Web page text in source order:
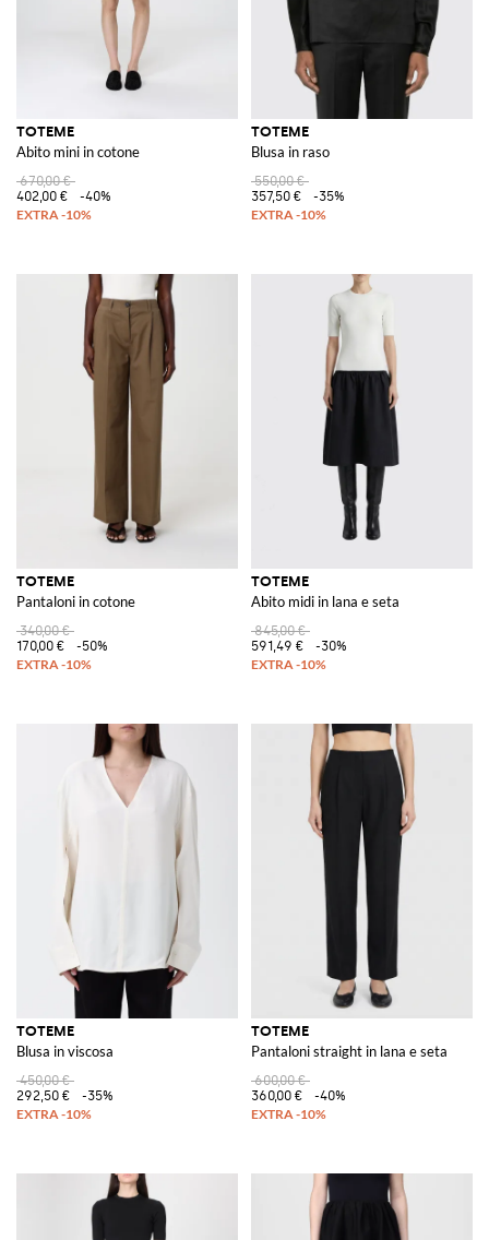
TOTEME
Abito mini in cotone
670,00 €
402,00 €
-40%
TOTEME
Blusa in raso
550,00 €
357,50 €
-35%
TOTEME
Pantaloni in cotone
340,00 €
170,00 €
-50%
TOTEME
Abito midi in lana e seta
845,00 €
591,49 €
-30%
TOTEME
Blusa in viscosa
450,00 €
292,50 €
-35%
TOTEME
Pantaloni straight in lana e seta
600,00 €
360,00 €
-40%